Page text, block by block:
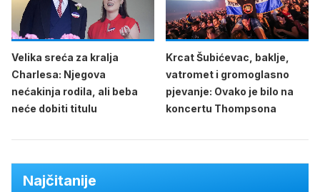
Velika sreća za kralja
Charlesa: Njegova
nećakinja rodila, ali beba
neće dobiti titulu
Krcat Šubićevac, baklje,
vatromet i gromoglasno
pjevanje: Ovako je bilo na
koncertu Thompsona
Najčitanije